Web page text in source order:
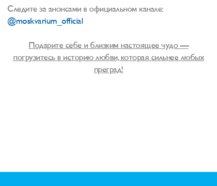
Следите за анонсами в официальном канале:
@moskvarium_official
Подарите себе и близким настоящее чудо —
погрузитесь в историю любви, которая сильнее любых
преград!